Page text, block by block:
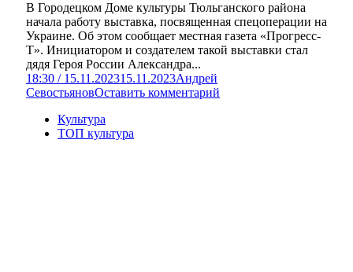
В Городецком Доме культуры Тюльганского района
начала работу выставка, посвященная спецоперации на
Украине. Об этом сообщает местная газета «Прогресс-
Т». Инициатором и создателем такой выставки стал
дядя Героя России Александра...
18:30 / 15.11.202315.11.2023Андрей
СевостьяновОставить комментарий
Культура
ТОП культура